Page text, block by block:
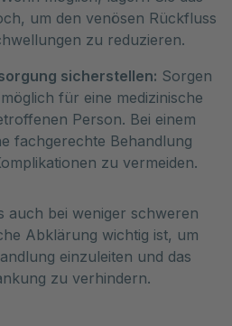
um den venösen Rückfluss
zu reduzieren.
sicherstellen: Sorgen
für eine medizinische
Person. Bei einem
fachgerechte Behandlung
zu vermeiden.
auch bei weniger schweren
Abklärung wichtig ist, um
einzuleiten und das
zu verhindern.